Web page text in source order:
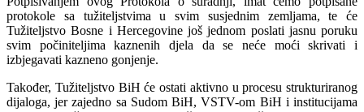
protokole sa tužiteljstvima u svim susjednim zemljama, te će
Tužiteljstvo Bosne i Hercegovine još jednom poslati jasnu poruku
svim počiniteljima kaznenih djela da se neće moći skrivati i
izbjegavati kazneno gonjenje.
Također, Tužiteljstvo BiH će ostati aktivno u procesu strukturiranog
dijaloga, jer zajedno sa Sudom BiH, VSTV-om BiH i institucijama